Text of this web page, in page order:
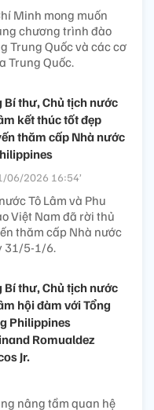
Minh mong muốn
chương trình đào
Trung Quốc và các cơ
Trung Quốc.
Bí thư, Chủ tịch nước
kết thúc tốt đẹp
thăm cấp Nhà nước
06/2026 16:54’
Tô Lâm và Phu
Việt Nam đã rời thủ
thăm cấp Nhà nước
31/5-1/6.
Bí thư, Chủ tịch nước
hội đàm với Tổng
Philippines
Romualdez
Jr.
nâng tầm quan hệ